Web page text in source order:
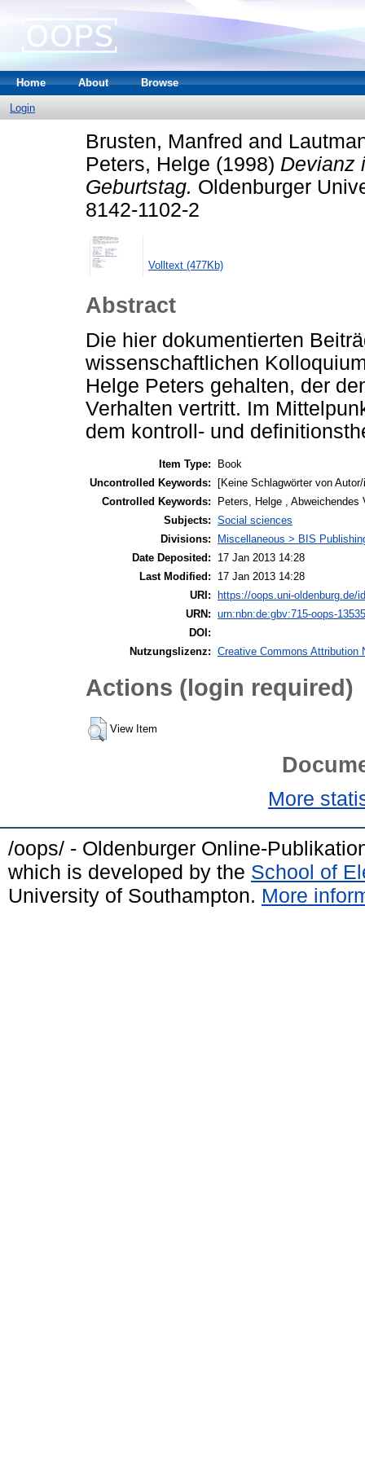
Home About Browse
Login
Brusten, Manfred and
Peters, Helge (1998) Devianz
Geburtstag. Oldenburger
8142-1102-2
Volltext (477Kb)
Abstract
Die hier dokumentierten
wissenschaftlichen
Helge Peters gehalten, der
Verhalten vertritt. Im
dem kontroll- und
Item Type:
Book
Uncontrolled Keywords:
[Keine Schlagwörter von
Controlled Keywords:
Peters, Helge , Abweichendes
Subjects: Social sciences
Divisions:
Miscellaneous > BIS
Date Deposited:
17 Jan 2013 14:28
Last Modified:
17 Jan 2013 14:28
URI:
https://oops.uni-oldenburg.de/
URN: urn:nbn:de:gbv:715-oops-13535
DOI:
Nutzungslizenz: Creative Commons Attribution
Actions (login required)
View Item
More
/oops/ - Oldenburger Online-
which is developed by the School of
University of Southampton. More